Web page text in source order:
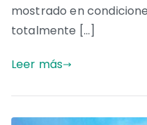
mostrado en
totalmente […]
Leer más